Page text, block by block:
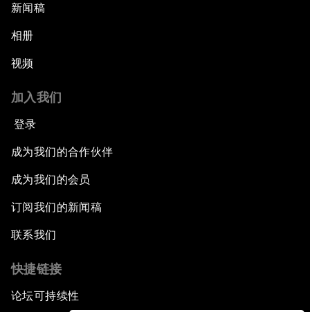
新闻稿
相册
视频
加入我们
登录
成为我们的合作伙伴
成为我们的会员
订阅我们的新闻稿
联系我们
快捷链接
论坛可持续性